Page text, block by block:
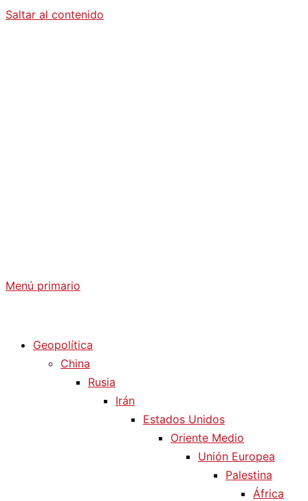
Saltar al contenido
Menú primario
Geopolítica
China
Rusia
Irán
Estados Unidos
Oriente Medio
Unión Europea
Palestina
África